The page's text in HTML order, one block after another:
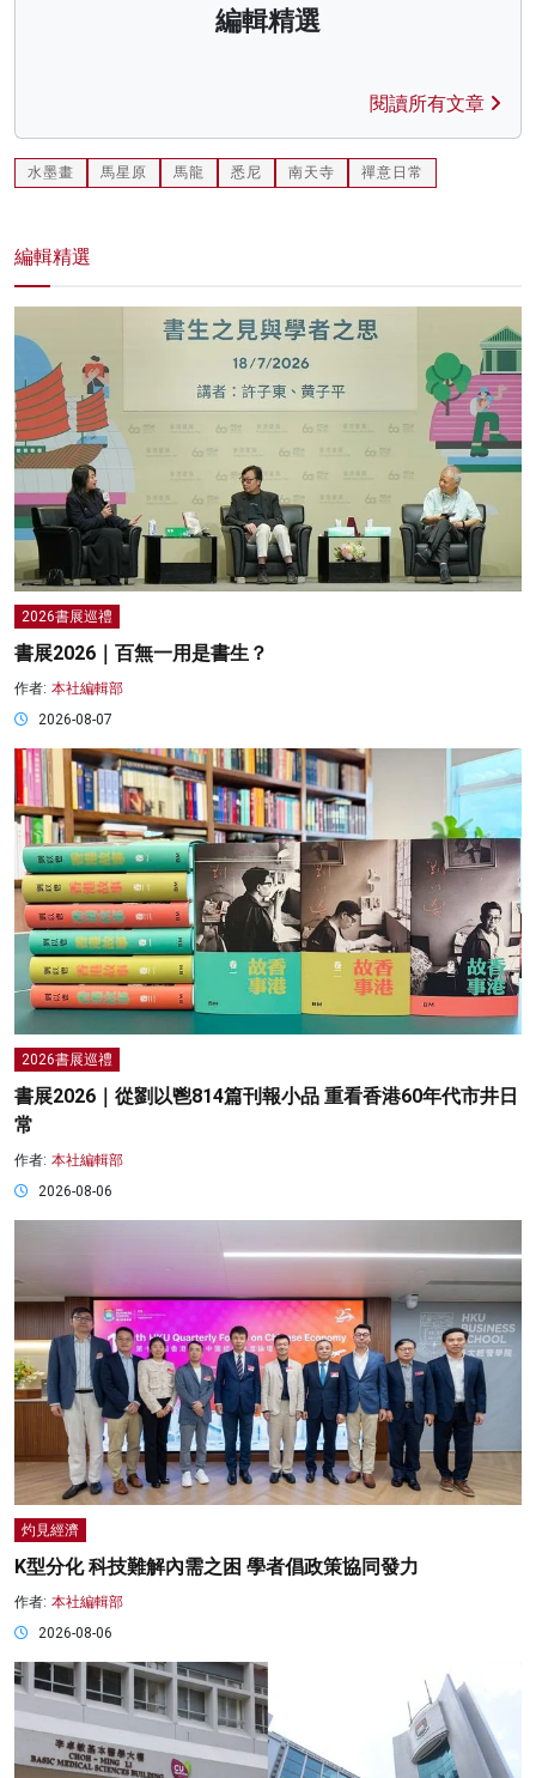
編輯精選
閱讀所有文章
水墨畫 馬星原 馬龍 悉尼 南天寺 禪意日常
編輯精選
2026書展巡禮
書展2026｜百無一用是書生？
作者: 本社編輯部
2026-08-07
2026書展巡禮
書展2026｜從劉以鬯814篇刊報小品 重看香港60年代市井日
常
作者: 本社編輯部
2026-08-06
灼見經濟
K型分化 科技難解內需之困 學者倡政策協同發力
作者: 本社編輯部
2026-08-06